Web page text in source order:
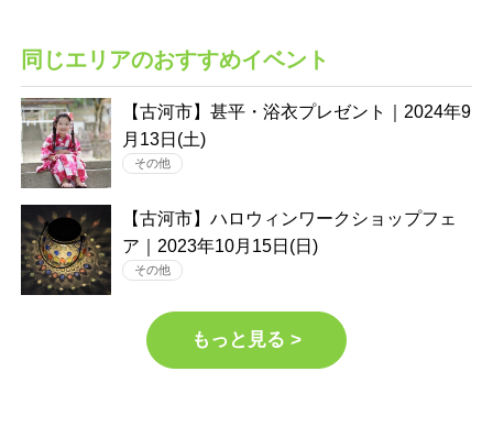
同じエリアのおすすめイベント
【古河市】甚平・浴衣プレゼント｜2024年9
月13日(土)
その他
【古河市】ハロウィンワークショップフェ
ア｜2023年10月15日(日)
その他
もっと見る >